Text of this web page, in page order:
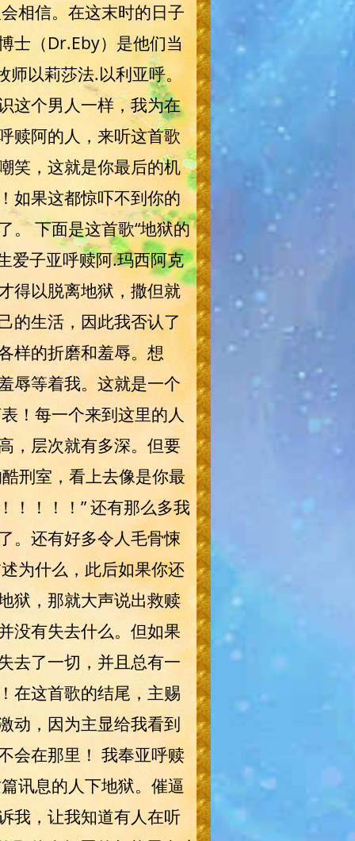
相信。在这末时的日子
士（Dr.Eby）是他们当
以莉莎法.以利亚呼。
这个男人一样，我为在
赎阿的人，来听这首歌
笑，这就是你最后的机
如果这都惊吓不到你的
。 下面是这首歌“地狱的
爱子亚呼赎阿.玛西阿克
得以脱离地狱，撒但就
的生活，因此我否认了
样的折磨和羞辱。想
辱等着我。这就是一个
！每一个来到这里的人
，层次就有多深。但要
刑室，看上去像是你最
！！！！” 还有那么多我
。还有好多令人毛骨悚
为什么，此后如果你还
狱，那就大声说出救赎
没有失去什么。但如果
去了一切，并且总有一
在这首歌的结尾，主赐
动，因为主显给我看到
会在那里！ 我奉亚呼赎
讯息的人下地狱。催逼
我，让我知道有人在听